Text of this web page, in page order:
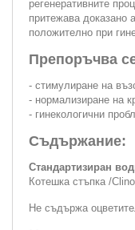
регенеративните
притежава доказано
положително при
Препоръчва
- стимулиране на
- нормализиране на
- гинекологични
Съдържание:
Стандартизиран
Котешка стъпка /
Не съдържа